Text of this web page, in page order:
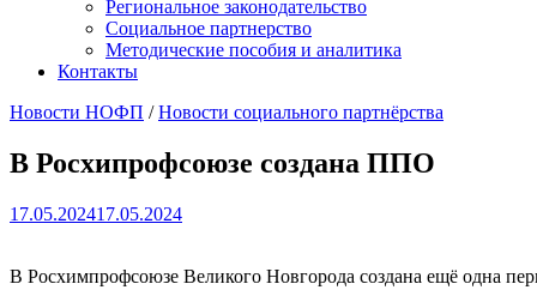
Региональное законодательство
Социальное партнерство
Методические пособия и аналитика
Контакты
Новости НОФП /Новости социального партнёрства
В Росхипрофсоюзе создана ППО
17.05.202417.05.2024
В Росхимпрофсоюзе Великого Новгорода создана ещё одна